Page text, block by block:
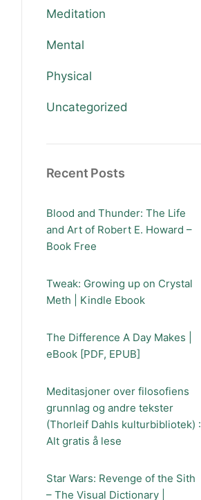
Meditation
Mental
Physical
Uncategorized
Recent Posts
Blood and Thunder: The Life
and Art of Robert E. Howard –
Book Free
Tweak: Growing up on Crystal
Meth | Kindle Ebook
The Difference A Day Makes |
eBook [PDF, EPUB]
Meditasjoner over filosofiens
grunnlag og andre tekster
(Thorleif Dahls kulturbibliotek) :
Alt gratis å lese
Star Wars: Revenge of the Sith
– The Visual Dictionary |